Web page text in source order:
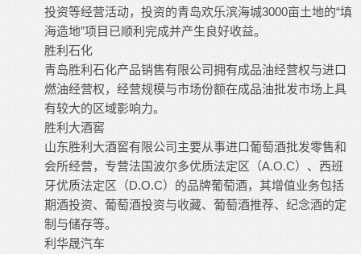
投资等经营活动，投资的青岛欢乐滨海城3000亩土地的“填
海造地”项目已顺利完成并产生良好收益。
胜利石化
青岛胜利石化产品销售有限公司拥有成品油经营权与进口
燃油经营权，经营规模与市场份额在成品油批发市场上具
有较大的区域影响力。
胜利大酒窖
山东胜利大酒窖有限公司主要从事进口葡萄酒批发零售和
会所经营，专营法国波尔多优质法定区（A.O.C）、西班
牙优质法定区（D.O.C）的品牌葡萄酒，其增值业务包括
期酒投资、葡萄酒投资与收藏、葡萄酒推荐、纪念酒的定
制与储存等。
利华晟汽车